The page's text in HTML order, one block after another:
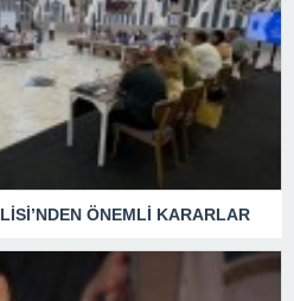
ÖNEMLİ KARARLAR